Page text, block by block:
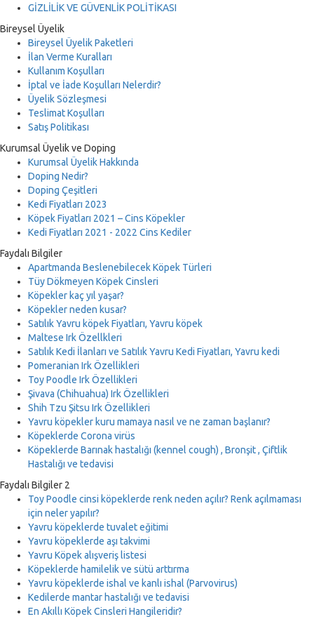
GİZLİLİK VE GÜVENLİK POLİTİKASI
Bireysel Üyelik
Bireysel Üyelik Paketleri
İlan Verme Kuralları
Kullanım Koşulları
İptal ve İade Koşulları Nelerdir?
Üyelik Sözleşmesi
Teslimat Koşulları
Satış Politikası
Kurumsal Üyelik ve Doping
Kurumsal Üyelik Hakkında
Doping Nedir?
Doping Çeşitleri
Kedi Fiyatları 2023
Köpek Fiyatları 2021 – Cins Köpekler
Kedi Fiyatları 2021 - 2022 Cins Kediler
Faydalı Bilgiler
Apartmanda Beslenebilecek Köpek Türleri
Tüy Dökmeyen Köpek Cinsleri
Köpekler kaç yıl yaşar?
Köpekler neden kusar?
Satılık Yavru köpek Fiyatları, Yavru köpek
Maltese Irk Özellkleri
Satılık Kedi İlanları ve Satılık Yavru Kedi Fiyatları, Yavru kedi
Pomeranian Irk Özellikleri
Toy Poodle Irk Özellikleri
Şivava (Chihuahua) Irk Özellikleri
Shih Tzu Şitsu Irk Özellikleri
Yavru köpekler kuru mamaya nasıl ve ne zaman başlanır?
Köpeklerde Corona virüs
Köpeklerde Barınak hastalığı (kennel cough) , Bronşit , Çiftlik
Hastalığı ve tedavisi
Faydalı Bilgiler 2
Toy Poodle cinsi köpeklerde renk neden açılır? Renk açılmaması
için neler yapılır?
Yavru köpeklerde tuvalet eğitimi
Yavru köpeklerde aşı takvimi
Yavru Köpek alışveriş listesi
Köpeklerde hamilelik ve sütü arttırma
Yavru köpeklerde ishal ve kanlı ishal (Parvovirus)
Kedilerde mantar hastalığı ve tedavisi
En Akıllı Köpek Cinsleri Hangileridir?